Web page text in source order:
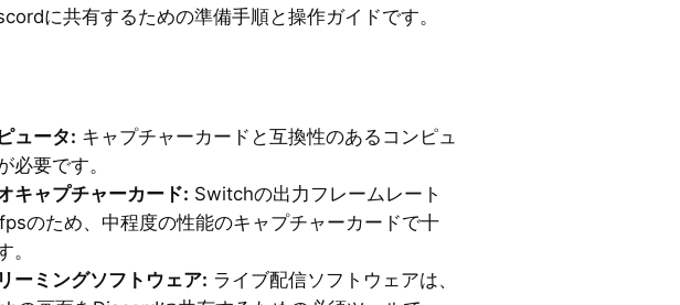
に共有するための準備手順と操作ガイドです。
ュータ: キャプチャーカードと互換性のあるコンピュ
必要です。
キャプチャーカード: Switchの出力フレームレート
のため、中程度の性能のキャプチャーカードで十
。
ーミングソフトウェア: ライブ配信ソフトウェアは、